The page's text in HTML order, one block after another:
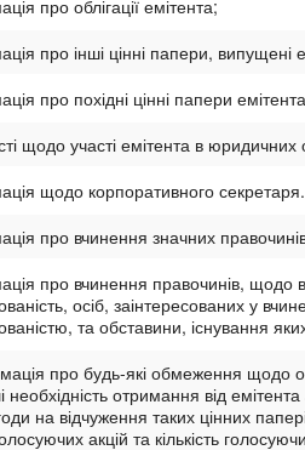
про облігації емітента;
про інші цінні папери, випущені
про похідні цінні папери
щодо участі емітента в юридичних
щодо корпоративного секретаря.
про вчинення значних
про вчинення правочинів, щодо
осіб, заінтересованих у
та обставини, існування
про будь-які обмеження щодо
необхідність отримання від
на відчуження таких цінних
акцій та кількість